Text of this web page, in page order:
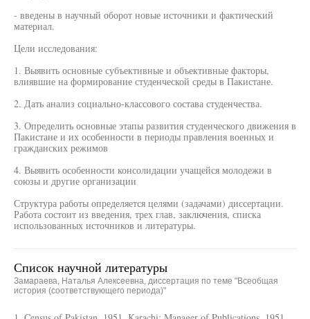
- введены в научный оборот новые источники и фактический
материал.
Цели исследования:
1. Выявить основные субъективные и объективные факторы,
влиявшие на формирование студенческой среды в Пакистане.
2. Дать анализ социально-классового состава студенчества.
3. Определить основные этапы развития студенческого движения в
Пакистане и их особенности в периоды правления военных и
гражданских режимов
4. Выявить особенности консолидации учащейся молодежи в
союзы и другие организации
Структура работы определяется целями (задачами) диссертации.
Работа состоит из введения, трех глав, заключения, списка
использованных источников и литературы.
Список научной литературы
Замараева, Наталья Алексеевна, диссертация по теме "Всеобщая
история (соответствующего периода)"